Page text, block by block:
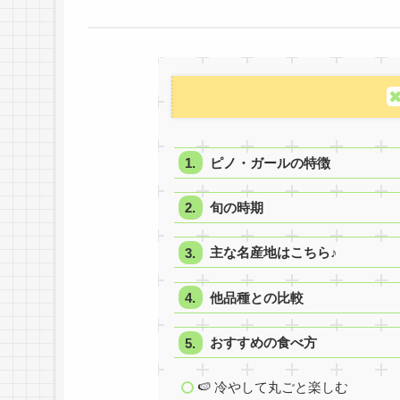
ピノ・ガールの特徴
旬の時期
主な名産地はこちら♪
他品種との比較
おすすめの食べ方
🍉 冷やして丸ごと楽しむ